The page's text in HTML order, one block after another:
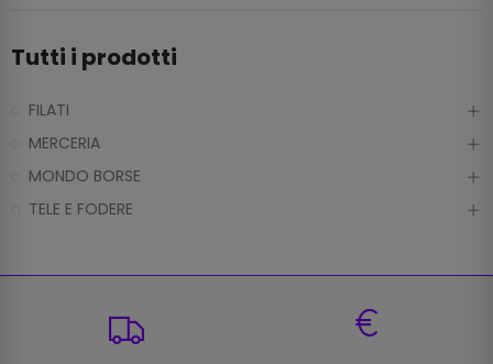
Tutti i prodotti
FILATI
MERCERIA
MONDO BORSE
TELE E FODERE